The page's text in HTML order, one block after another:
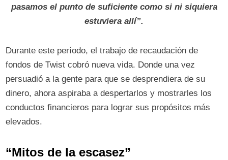
pasamos el punto de suficiente como si ni siquiera
estuviera allí”.
Durante este período, el trabajo de recaudación de
fondos de Twist cobró nueva vida. Donde una vez
persuadió a la gente para que se desprendiera de su
dinero, ahora aspiraba a despertarlos y mostrarles los
conductos financieros para lograr sus propósitos más
elevados.
“Mitos de la escasez”